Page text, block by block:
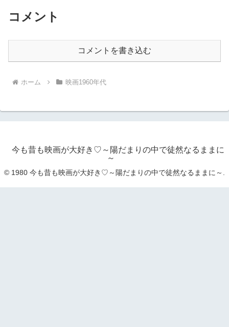
コメント
コメントを書き込む
ホーム 映画1960年代
今も昔も映画が大好き♡～陽だまりの中で徒然なるままに
～
© 1980 今も昔も映画が大好き♡～陽だまりの中で徒然なるままに～.